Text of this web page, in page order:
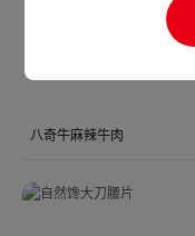
八奇牛麻辣牛肉